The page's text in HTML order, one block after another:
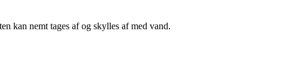
kan nemt tages af og skylles af med vand.